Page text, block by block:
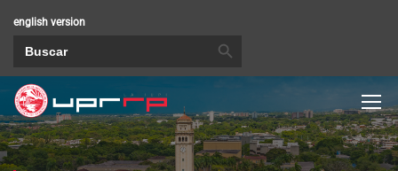
english version